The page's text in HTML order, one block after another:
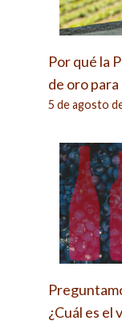
Por qué la
de oro
5 de agosto
¿Cuál es el